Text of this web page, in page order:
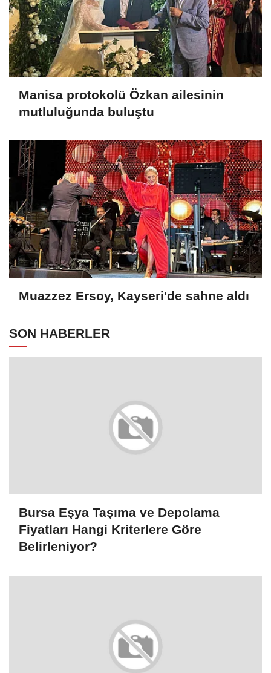
Manisa protokolü Özkan ailesinin
mutluluğunda buluştu
Muazzez Ersoy, Kayseri'de sahne aldı
SON HABERLER
Bursa Eşya Taşıma ve Depolama
Fiyatları Hangi Kriterlere Göre
Belirleniyor?